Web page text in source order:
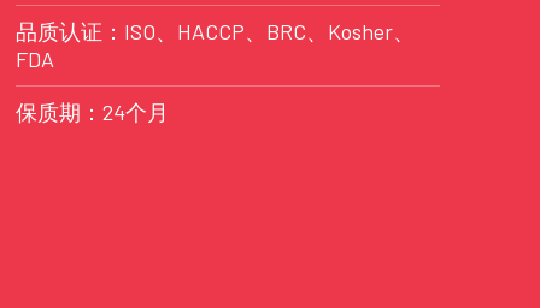
品质认证：ISO、HACCP、BRC、Kosher、
FDA
保质期：24个月